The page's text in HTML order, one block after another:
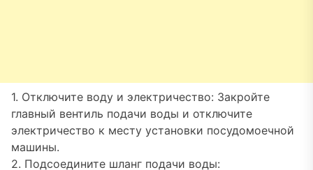
1. Отключите воду и электричество: Закройте
главный вентиль подачи воды и отключите
электричество к месту установки посудомоечной
машины.
2. Подсоедините шланг подачи воды: